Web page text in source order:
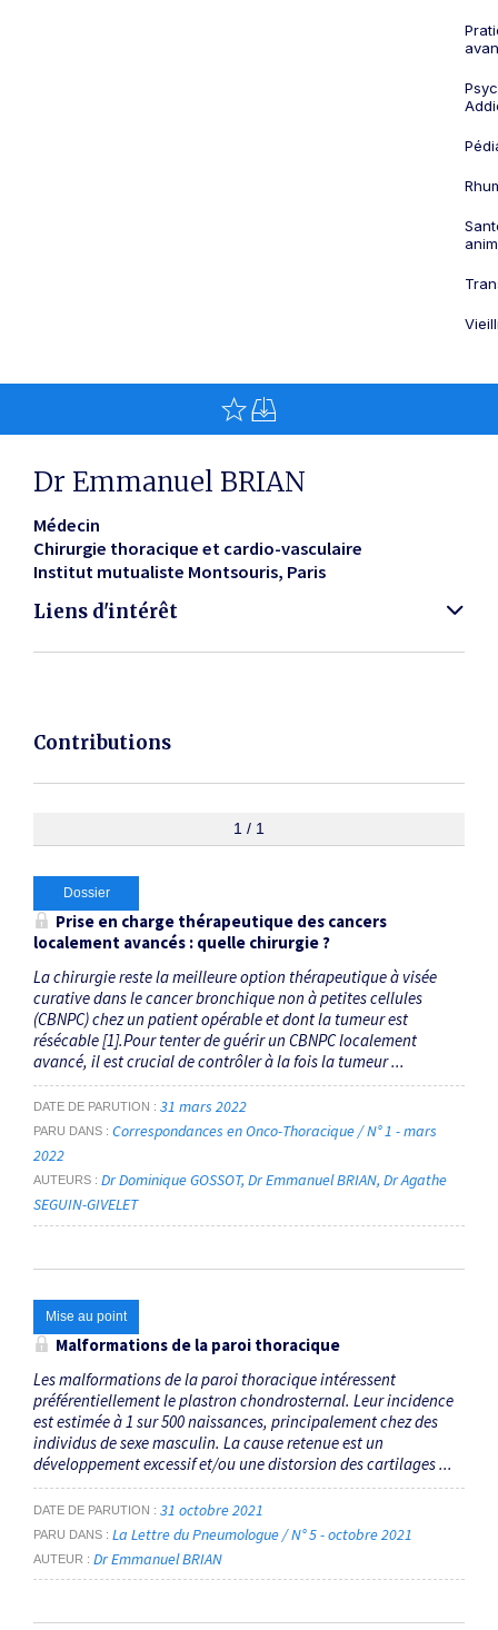
Dr Emmanuel BRIAN
Médecin
Chirurgie thoracique et cardio-vasculaire
Institut mutualiste Montsouris Paris
Liens d'intérêt
Contributions
1 / 1
Dossier
Prise en charge thérapeutique des cancers
localement avancés : quelle chirurgie ?
La chirurgie reste la meilleure option thérapeutique à visée
curative dans le cancer bronchique non à petites cellules
(CBNPC) chez un patient opérable et dont la tumeur est
résécable [1].Pour tenter de guérir un CBNPC localement
avancé, il est crucial de contrôler à la fois la tumeur ...
DATE DE PARUTION 31 mars 2022
PARU DANS
Correspondances en Onco-Thoracique / N° 1 - mars
2022
AUTEURS Dr Dominique GOSSOT Dr Emmanuel BRIAN Dr Agathe
SEGUIN-GIVELET
Mise au point
Malformations de la paroi thoracique
Les malformations de la paroi thoracique intéressent
préférentiellement le plastron chondrosternal. Leur incidence
est estimée à 1 sur 500 naissances, principalement chez des
individus de sexe masculin. La cause retenue est un
développement excessif et/ou une distorsion des cartilages ...
DATE DE PARUTION 31 octobre 2021
PARU DANS La Lettre du Pneumologue / N° 5 - octobre 2021
AUTEUR Dr Emmanuel BRIAN